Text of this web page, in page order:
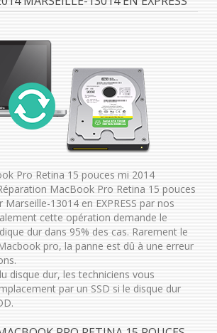
Pro Retina 15 pouces mi 2014
MacBook Pro Retina 15 pouces
13014 en EXPRESS par nos
cette opération demande le
dur dans 95% des cas. Rarement le
pro, la panne est dû à une erreur
disque dur, les techniciens vous
par un SSD si le disque dur